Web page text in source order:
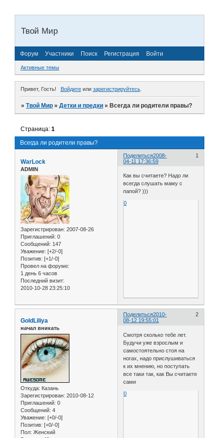
Твой Мир
Форум Участники Поиск Регистрация Войти
Активные темы
Привет, Гость! Войдитеили зарегистрируйтесь.
»Твой Мир »Детки и предки »Всегда ли родители правы?
Всегда ли родители правы?
Страница:1
Поделиться 1
2008-
04-11 17:36:59
WarLock
ADMIN
Зарегистрирован: 2007-08-26
Приглашений: 0
Сообщений: 147
Уважение: [+2/-0]
Позитив: [+1/-0]
Провел на форуме:
1 день 6 часов
Последний визит:
2010-10-28 23:25:10
Как вы считаете? Надо ли
всегда слушать маму с
папой? )))
0
Поделиться 2
2010-
08-12 19:55:01
GoldLiliya
начал вникать
Откуда: Казань
Зарегистрирован: 2010-08-12
Приглашений: 0
Сообщений: 4
Уважение: [+0/-0]
Позитив: [+0/-0]
Пол: Женский
Смотря сколько тебе лет.
Будучи уже взрослым и
самостоятельно стоя на
ногах, надо прислушиваться
к их мнению, но поступать
все таки так, как Вы считаете
сами
0